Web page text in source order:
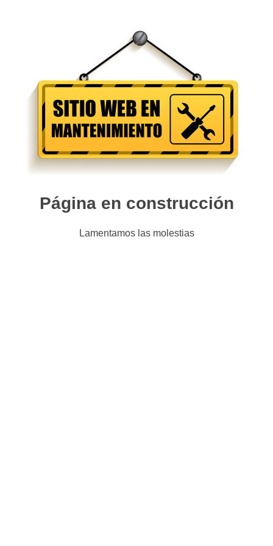
Página en construcción
Lamentamos las molestias